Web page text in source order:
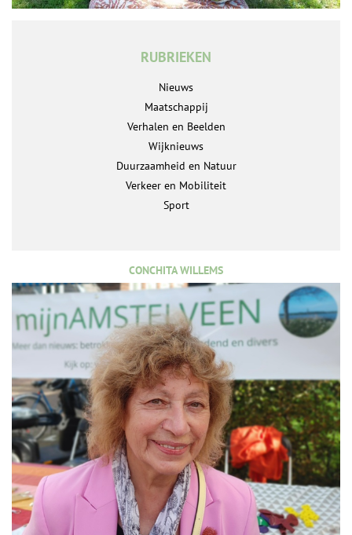
RUBRIEKEN
Nieuws
Maatschappij
Verhalen en Beelden
Wijknieuws
Duurzaamheid en Natuur
Verkeer en Mobiliteit
Sport
CONCHITA WILLEMS